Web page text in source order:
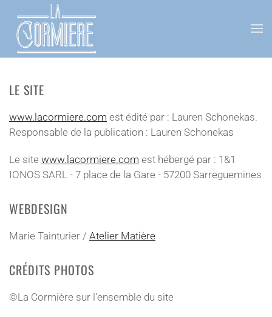
Accéder au contenu principal
LE SITE
www.lacormiere.com est édité par : Lauren Schonekas.
Responsable de la publication : Lauren Schonekas
Le site www.lacormiere.com est hébergé par : 1&1
IONOS SARL - 7 place de la Gare - 57200 Sarreguemines
WEBDESIGN
Marie Tainturier / Atelier Matière
CRÉDITS PHOTOS
©La Cormière sur l'ensemble du site